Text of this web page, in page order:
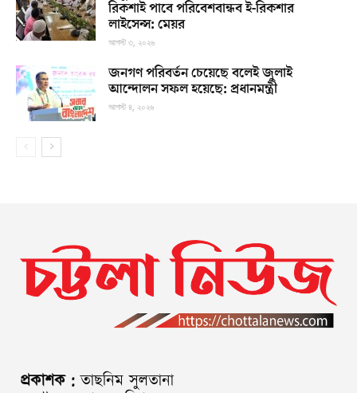
রিকশাই পাবে পরিবেশবান্ধব ই-রিকশার
লাইসেন্স: মেয়র
আগস্ট ৩, ২০২৬
জনগণ পরিবর্তন চেয়েছে বলেই জুলাই
আন্দোলন সফল হয়েছে: প্রধানমন্ত্রী
আগস্ট ৪, ২০২৬
প্রকাশক : তাছনিম সুলতানা